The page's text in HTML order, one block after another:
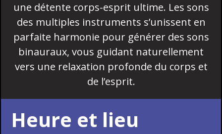
une détente corps-esprit ultime. Les sons
des multiples instruments s’unissent en
parfaite harmonie pour générer des sons
binauraux, vous guidant naturellement
vers une relaxation profonde du corps et
de l’esprit.
Heure et lieu